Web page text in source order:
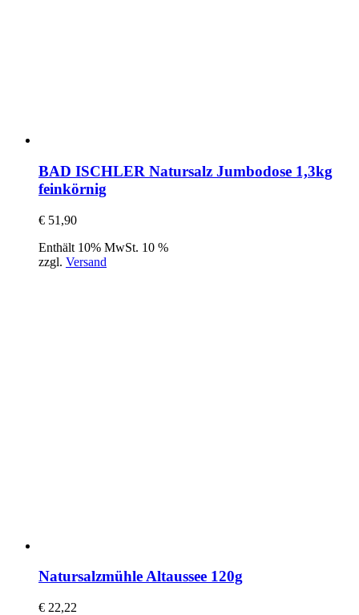
BAD ISCHLER Natursalz Jumbodose 1,3kg
feinkörnig
€ 51,90
Enthält 10% MwSt. 10 %
zzgl. Versand
Natursalzmühle Altaussee 120g
€ 22,22